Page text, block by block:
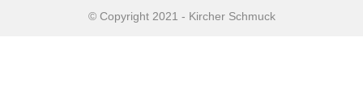
© Copyright 2021 - Kircher Schmuck